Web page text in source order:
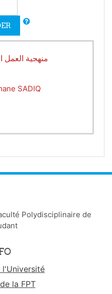
منهجية العمل
SADIQ
Polydisciplinaire de
l'Université
la FPT